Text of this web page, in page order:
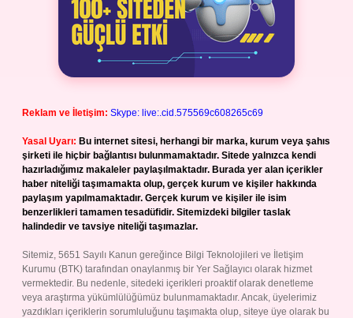
Reklam ve İletişim: Skype: live:.cid.575569c608265c69
Yasal Uyarı: Bu internet sitesi, herhangi bir marka, kurum veya şahıs
şirketi ile hiçbir bağlantısı bulunmamaktadır. Sitede yalnızca kendi
hazırladığımız makaleler paylaşılmaktadır. Burada yer alan içerikler
haber niteliği taşımamakta olup, gerçek kurum ve kişiler hakkında
paylaşım yapılmamaktadır. Gerçek kurum ve kişiler ile isim
benzerlikleri tamamen tesadüfidir. Sitemizdeki bilgiler taslak
halindedir ve tavsiye niteliği taşımazlar.
Sitemiz, 5651 Sayılı Kanun gereğince Bilgi Teknolojileri ve İletişim
Kurumu (BTK) tarafından onaylanmış bir Yer Sağlayıcı olarak hizmet
vermektedir. Bu nedenle, sitedeki içerikleri proaktif olarak denetleme
veya araştırma yükümlülüğümüz bulunmamaktadır. Ancak, üyelerimiz
yazdıkları içeriklerin sorumluluğunu taşımakta olup, siteye üye olarak bu